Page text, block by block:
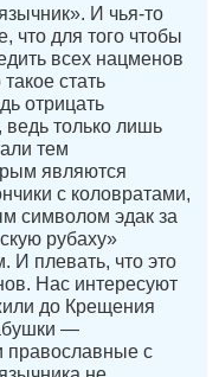
И чья-то
что для того чтобы
всех нацменов
стать
отрицать
ведь только лишь
тем
являются
с коловратами,
символом эдак за
рубаху»
И плевать, что это
Нас интересуют
до Крещения
—
православные с